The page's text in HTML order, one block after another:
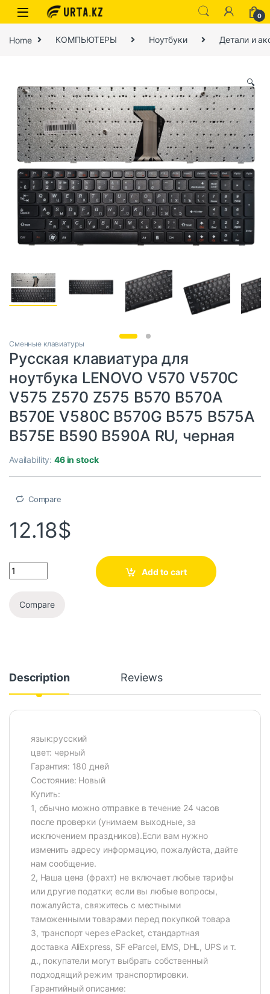
0
Home КОМПЬЮТЕРЫ Ноутбуки Детали и
🔍
Сменные клавиатуры
Русская клавиатура для
ноутбука LENOVO V570 V570C
V575 Z570 Z575 B570 B570A
B570E V580C B570G B575 B575A
B575E B590 B590A RU, черная
Availability:46 in stock
Compare
12.18$
Add to cart
Compare
Description Reviews
язык:русский
цвет: черный
Гарантия: 180 дней
Состояние: Новый
Купить:
1, обычно можно отправке в течение 24 часов
после проверки (унимаем выходные, за
исключением праздников).Если вам нужно
изменить адресу информацию, пожалуйста, дайте
нам сообщение.
2, Наша цена (фрахт) не включает любые тарифы
или другие податки; если вы любые вопросы,
пожалуйста, свяжитесь с местными
таможенными товарами перед покупкой товара
3, транспорт через ePacket, стандартная
доставка AliExpress, SF eParcel, EMS, DHL, UPS и т.
д., покупатели могут выбрать собственный
подходящий режим транспортировки.
Гарантийный описание: